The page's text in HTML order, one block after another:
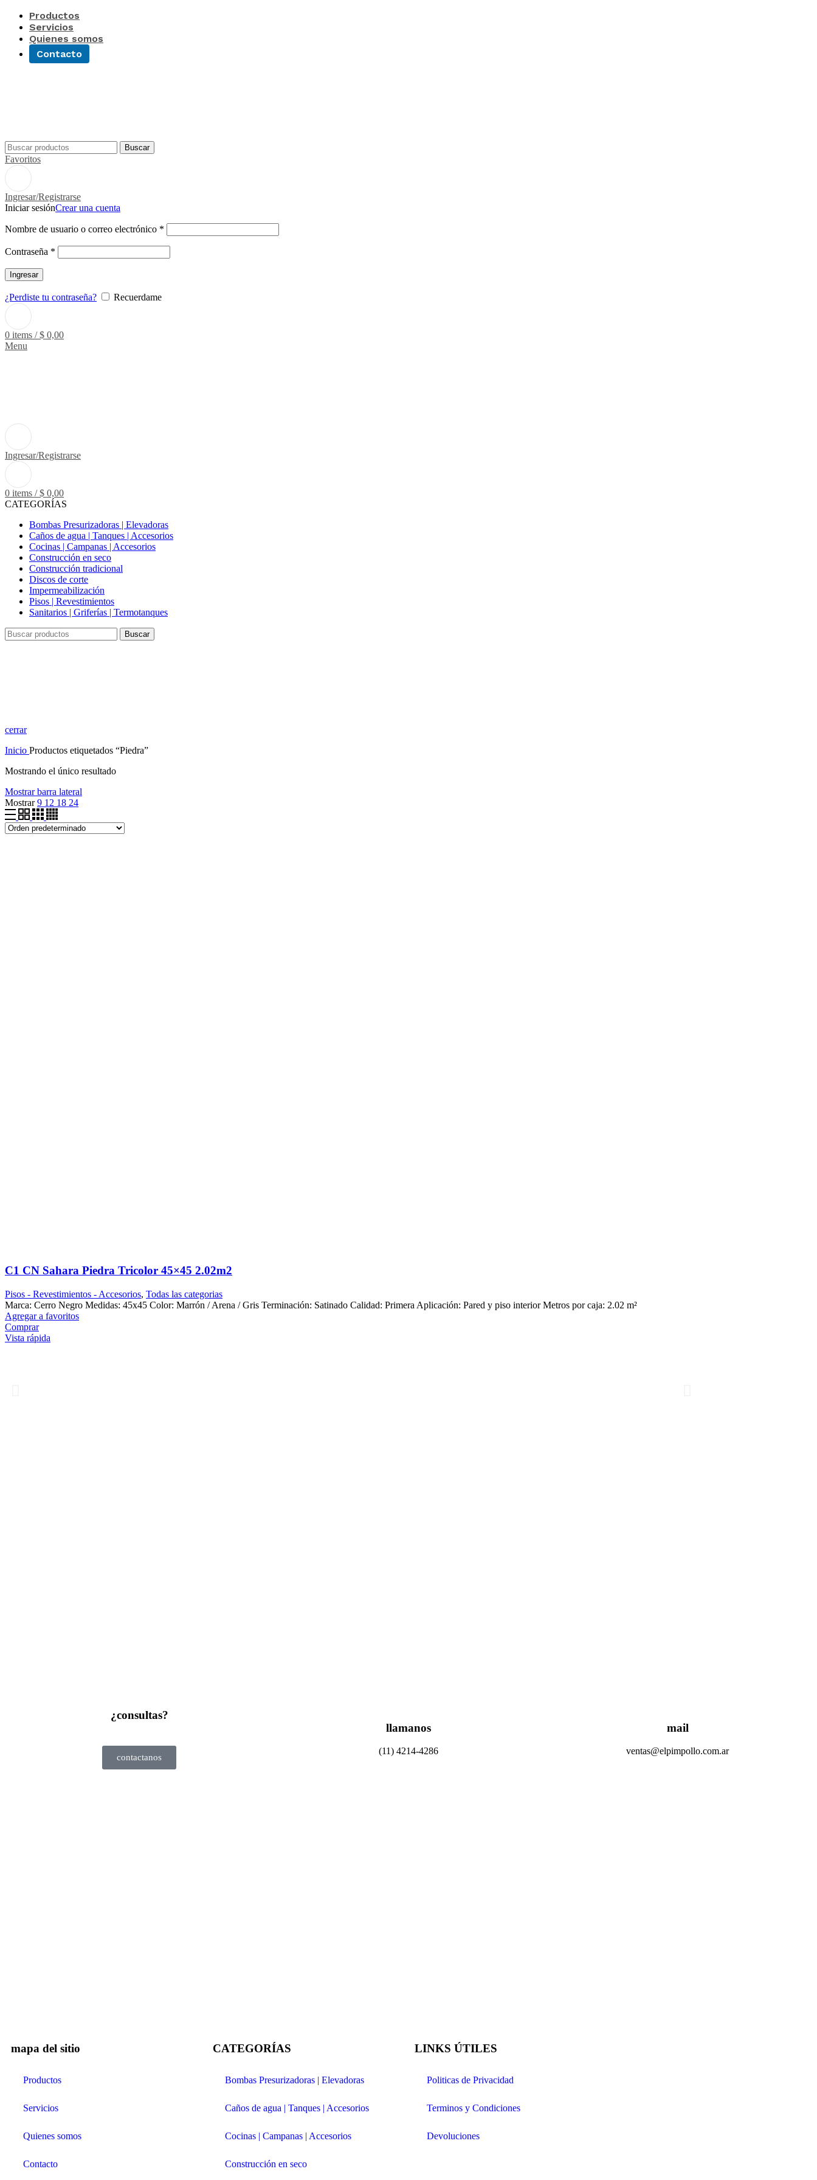
Productos
Servicios
Quienes somos
Contacto
Buscar
Favoritos
Ingresar/Registrarse
Iniciar sesiónCrear una cuenta
Nombre de usuario o correo electrónico *
Contraseña *
Ingresar
¿Perdiste tu contraseña? Recuerdame
0 items / $ 0,00
Menu
Ingresar/Registrarse
0 items / $ 0,00
CATEGORÍAS
Bombas Presurizadoras | Elevadoras
Caños de agua | Tanques | Accesorios
Cocinas | Campanas | Accesorios
Construcción en seco
Construcción tradicional
Discos de corte
Impermeabilización
Pisos | Revestimientos
Sanitarios | Griferías | Termotanques
Buscar
cerrar
Inicio Productos etiquetados “Piedra”
Mostrando el único resultado
Mostrar barra lateral
Mostrar9 12 18 24
C1 CN Sahara Piedra Tricolor 45×45 2.02m2
Pisos - Revestimientos - Accesorios, Todas las categorias
Marca: Cerro Negro Medidas: 45x45 Color: Marrón / Arena / Gris Terminación: Satinado Calidad: Primera Aplicación: Pared y piso interior Metros por caja: 2.02 m²
Agregar a favoritos
Comprar
Vista rápida
¿consultas?
contactanos
llamanos
(11) 4214-4286
mail
ventas@elpimpollo.com.ar
mapa del sitio
Productos
Servicios
Quienes somos
Contacto
CATEGORÍAS
Bombas Presurizadoras | Elevadoras
Caños de agua | Tanques | Accesorios
Cocinas | Campanas | Accesorios
Construcción en seco
LINKS ÚTILES
Politicas de Privacidad
Terminos y Condiciones
Devoluciones